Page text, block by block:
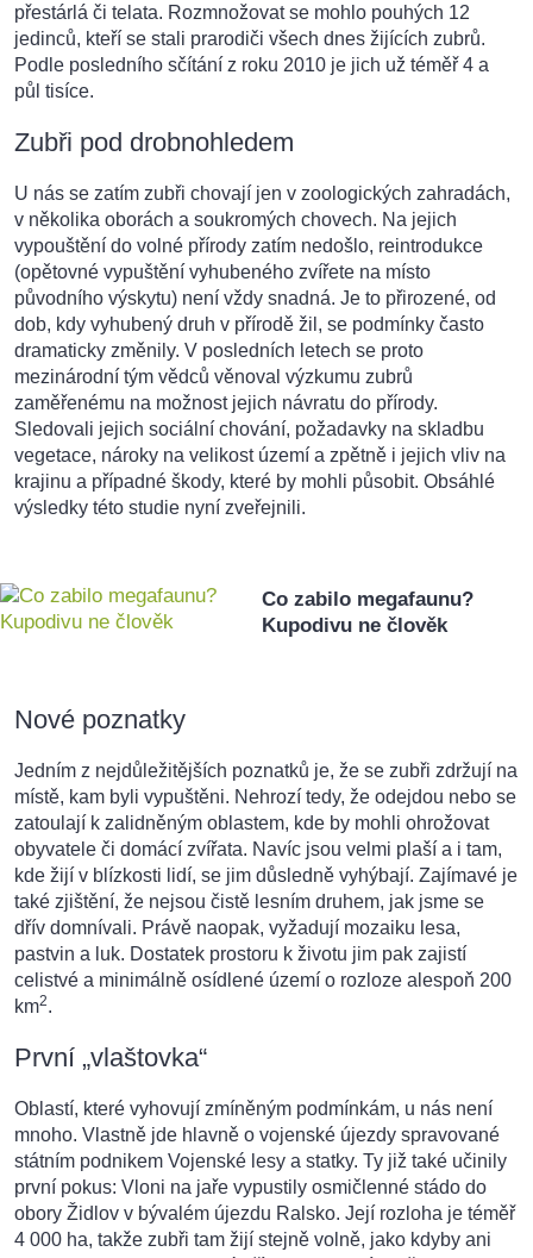
přestárlá či telata. Rozmnožovat se mohlo pouhých 12
jedinců, kteří se stali prarodiči všech dnes žijících zubrů.
Podle posledního sčítání z roku 2010 je jich už téměř 4 a
půl tisíce.
Zubři pod drobnohledem
U nás se zatím zubři chovají jen v zoologických zahradách,
v několika oborách a soukromých chovech. Na jejich
vypouštění do volné přírody zatím nedošlo, reintrodukce
(opětovné vypuštění vyhubeného zvířete na místo
původního výskytu) není vždy snadná. Je to přirozené, od
dob, kdy vyhubený druh v přírodě žil, se podmínky často
dramaticky změnily. V posledních letech se proto
mezinárodní tým vědců věnoval výzkumu zubrů
zaměřenému na možnost jejich návratu do přírody.
Sledovali jejich sociální chování, požadavky na skladbu
vegetace, nároky na velikost území a zpětně i jejich vliv na
krajinu a případné škody, které by mohli působit. Obsáhlé
výsledky této studie nyní zveřejnili.
Co zabilo megafaunu?
Kupodivu ne člověk
Nové poznatky
Jedním z nejdůležitějších poznatků je, že se zubři zdržují na
místě, kam byli vypuštěni. Nehrozí tedy, že odejdou nebo se
zatoulají k zalidněným oblastem, kde by mohli ohrožovat
obyvatele či domácí zvířata. Navíc jsou velmi plaší a i tam,
kde žijí v blízkosti lidí, se jim důsledně vyhýbají. Zajímavé je
také zjištění, že nejsou čistě lesním druhem, jak jsme se
dřív domnívali. Právě naopak, vyžadují mozaiku lesa,
pastvin a luk. Dostatek prostoru k životu jim pak zajistí
celistvé a minimálně osídlené území o rozloze alespoň 200
km2.
První „vlaštovka“
Oblastí, které vyhovují zmíněným podmínkám, u nás není
mnoho. Vlastně jde hlavně o vojenské újezdy spravované
státním podnikem Vojenské lesy a statky. Ty již také učinily
první pokus: Vloni na jaře vypustily osmičlenné stádo do
obory Židlov v bývalém újezdu Ralsko. Její rozloha je téměř
4 000 ha, takže zubři tam žijí stejně volně, jako kdyby ani